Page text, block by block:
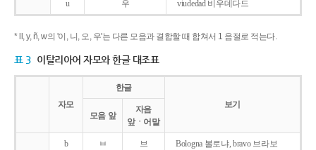
u 우 viudedad 비우데다드
* ll, y, ñ, w의 '이, 니, 오, 우'는 다른 모음과 결합할 때 합쳐서 1 음절로 적는다.
표 3 이탈리아어 자모와 한글 대조표
자모
한글
보기
모음 앞
자음
앞ㆍ어말
b ㅂ 브 Bologna 볼로냐, bravo 브라보